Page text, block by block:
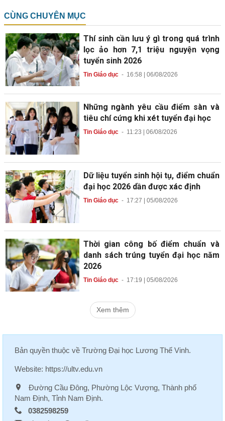
CÙNG CHUYÊN MỤC
Thí sinh cần lưu ý gì trong quá trình
lọc ảo hơn 7,1 triệu nguyện vọng
tuyển sinh 2026
Tin Giáo dục- 16:58 | 06/08/2026
Những ngành yêu cầu điểm sàn và
tiêu chí cứng khi xét tuyển đại học
Tin Giáo dục- 11:23 | 06/08/2026
Dữ liệu tuyển sinh hội tụ, điểm chuẩn
đại học 2026 dần được xác định
Tin Giáo dục- 17:27 | 05/08/2026
Thời gian công bố điểm chuẩn và
danh sách trúng tuyển đại học năm
2026
Tin Giáo dục- 17:19 | 05/08/2026
Xem thêm
Bản quyền thuộc về Trường Đại học Lương Thế Vinh.
Website: https://ultv.edu.vn
Đường Cầu Đông, Phường Lộc Vượng, Thành phố
Nam Định, Tỉnh Nam Định.
0382598259